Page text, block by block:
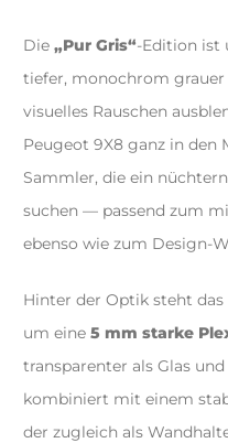
Die „Pur Gris“-Edition ist
tiefer, monochrom
visuelles Rauschen
Peugeot 9X8 ganz in
Sammler, die ein
suchen — passend zum
ebenso wie zum Design-
Hinter der Optik steht das
um eine 5 mm starke
transparenter als Glas
kombiniert mit einem
der zugleich als